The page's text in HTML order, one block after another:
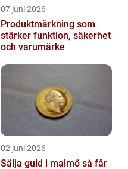
07 juni 2026
Produktmärkning som
stärker funktion, säkerhet
och varumärke
02 juni 2026
Sälja guld i malmö så får